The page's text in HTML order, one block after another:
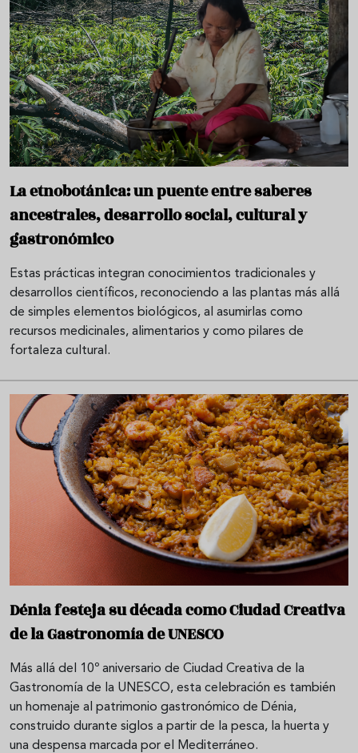
La etnobotánica: un puente entre saberes
ancestrales, desarrollo social, cultural y
gastronómico
Estas prácticas integran conocimientos tradicionales y
desarrollos científicos, reconociendo a las plantas más allá
de simples elementos biológicos, al asumirlas como
recursos medicinales, alimentarios y como pilares de
fortaleza cultural.
Dénia festeja su década como Ciudad Creativa
de la Gastronomía de UNESCO
Más allá del 10º aniversario de Ciudad Creativa de la
Gastronomía de la UNESCO, esta celebración es también
un homenaje al patrimonio gastronómico de Dénia,
construido durante siglos a partir de la pesca, la huerta y
una despensa marcada por el Mediterráneo.